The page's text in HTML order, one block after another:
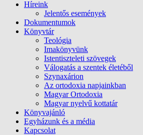
Híreink
Jelentős események
Dokumentumok
Könyvtár
Teológia
Imakönyvünk
Istentiszteleti szövegek
Válogatás a szentek életéből
Szynaxárion
Az ortodoxia napjainkban
Magyar Ortodoxia
Magyar nyelvű kottatár
Könyvajánló
Egyházunk és a média
Kapcsolat